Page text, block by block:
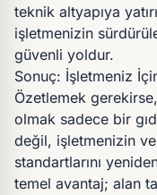
teknik altyapıya
işletmenizin
güvenli yoldur.
Sonuç: İşletmeniz
Özetlemek
olmak sadece bir
değil, işletmenizin
standartlarını
temel avantaj; alan